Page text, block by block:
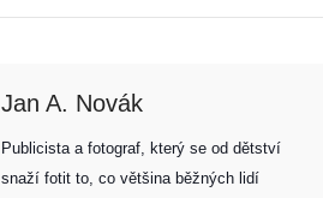
Jan A. Novák
Publicista a fotograf, který se od dětství
snaží fotit to, co většina běžných lidí